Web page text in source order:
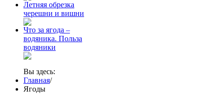
Летняя обрезка
черешни и вишни
Что за ягода –
водяника. Польза
водяники
Вы здесь:
Главная/
Ягоды